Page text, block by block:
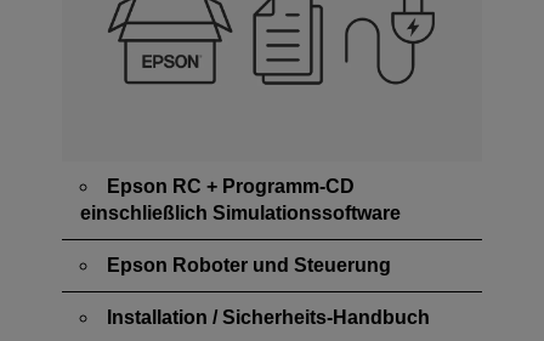
Epson RC + Programm-CD
einschließlich Simulationssoftware
Epson Roboter und Steuerung
Installation / Sicherheits-Handbuch